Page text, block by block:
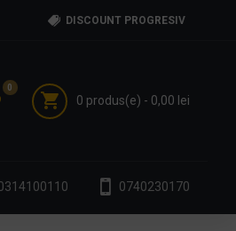
DISCOUNT PROGRESIV
0
0 produs(e) - 0,00 lei
0740230170